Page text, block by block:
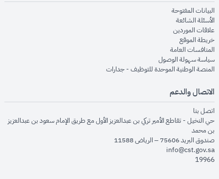
البيانات المفتوحةopens in new window
الأسئلة الشائعةopens in new window
علاقات الموردينopens in new window
خريطة الموقعopens in new window
المنافسات العامةopens in new window
سياسة سهولة الوصولopens in new window
المنصة الوطنية الموحدة للتوظيف - جداراتopens in new window
الاتصال والدعم
اتصل بنا
حي النخيل - تقاطع الأمير تركي بن عبدالعزيز الأول مع طريق الإمام سعود بن عبدالعزيز
بن محمد
صندوق البريد 75606 – الرياض 11588
info@cst.gov.sa
19966